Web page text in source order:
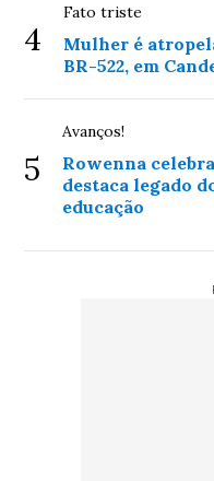
4
Fato triste
Mulher é
BR-522, em
5
Avanços!
Rowenna
destaca legado
educação